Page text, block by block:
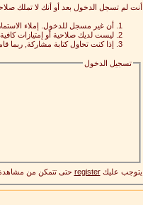
أنت لم تسجل الدخول بعد أو أنك لا تملك
أن غير مسجل للدخول. إملاء
ليست لديك صلاحية أو إمتيازات
إذا كنت تحاول كتابة مشاركة, ربما
تسجيل الدخول
يتوجب عليكregister حتى تتمكن من